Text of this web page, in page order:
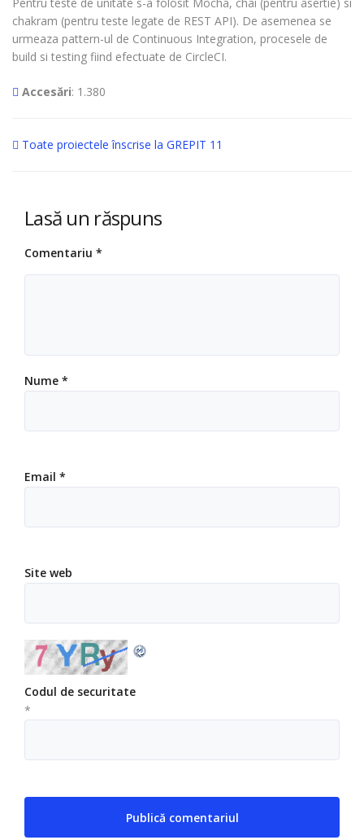
chakram (pentru teste legate de REST API). De asemenea se
urmeaza pattern-ul de Continuous Integration, procesele de
build si testing fiind efectuate de CircleCI.
Accesări: 1.380
Toate proiectele înscrise la GREPIT 11
Lasă un răspuns
Comentariu *
Nume *
Email *
Site web
Codul de securitate
*